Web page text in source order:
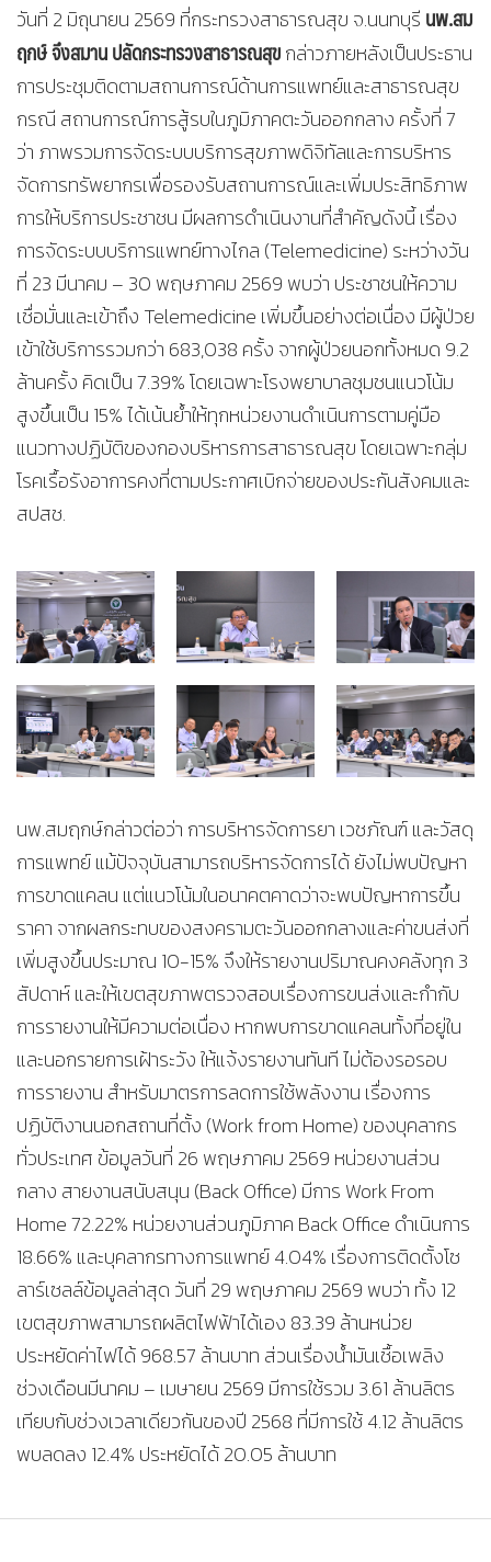
วันที่ 2 มิถุนายน 2569 ที่กระทรวงสาธารณสุข จ.นนทบุรี นพ.สม
ฤกษ์ จึงสมาน ปลัดกระทรวงสาธารณสุขกล่าวภายหลังเป็นประธาน
การประชุมติดตามสถานการณ์ด้านการแพทย์และสาธารณสุข
กรณี สถานการณ์การสู้รบในภูมิภาคตะวันออกกลาง ครั้งที่ 7
ว่า ภาพรวมการจัดระบบบริการสุขภาพดิจิทัลและการบริหาร
จัดการทรัพยากรเพื่อรองรับสถานการณ์และเพิ่มประสิทธิภาพ
การให้บริการประชาชน มีผลการดำเนินงานที่สำคัญดังนี้ เรื่อง
การจัดระบบบริการแพทย์ทางไกล (Telemedicine) ระหว่างวัน
ที่ 23 มีนาคม – 30 พฤษภาคม 2569 พบว่า ประชาชนให้ความ
เชื่อมั่นและเข้าถึง Telemedicine เพิ่มขึ้นอย่างต่อเนื่อง มีผู้ป่วย
เข้าใช้บริการรวมกว่า 683,038 ครั้ง จากผู้ป่วยนอกทั้งหมด 9.2
ล้านครั้ง คิดเป็น 7.39% โดยเฉพาะโรงพยาบาลชุมชนแนวโน้ม
สูงขึ้นเป็น 15% ได้เน้นย้ำให้ทุกหน่วยงานดำเนินการตามคู่มือ
แนวทางปฏิบัติของกองบริหารการสาธารณสุข โดยเฉพาะกลุ่ม
โรคเรื้อรังอาการคงที่ตามประกาศเบิกจ่ายของประกันสังคมและ
สปสช.
นพ.สมฤกษ์กล่าวต่อว่า การบริหารจัดการยา เวชภัณฑ์ และวัสดุ
การแพทย์ แม้ปัจจุบันสามารถบริหารจัดการได้ ยังไม่พบปัญหา
การขาดแคลน แต่แนวโน้มในอนาคตคาดว่าจะพบปัญหาการขึ้น
ราคา จากผลกระทบของสงครามตะวันออกกลางและค่าขนส่งที่
เพิ่มสูงขึ้นประมาณ 10-15% จึงให้รายงานปริมาณคงคลังทุก 3
สัปดาห์ และให้เขตสุขภาพตรวจสอบเรื่องการขนส่งและกำกับ
การรายงานให้มีความต่อเนื่อง หากพบการขาดแคลนทั้งที่อยู่ใน
และนอกรายการเฝ้าระวัง ให้แจ้งรายงานทันที ไม่ต้องรอรอบ
การรายงาน สำหรับมาตรการลดการใช้พลังงาน เรื่องการ
ปฏิบัติงานนอกสถานที่ตั้ง (Work from Home) ของบุคลากร
ทั่วประเทศ ข้อมูลวันที่ 26 พฤษภาคม 2569 หน่วยงานส่วน
กลาง สายงานสนับสนุน (Back Office) มีการ Work From
Home 72.22% หน่วยงานส่วนภูมิภาค Back Office ดำเนินการ
18.66% และบุคลากรทางการแพทย์ 4.04% เรื่องการติดตั้งโซ
ลาร์เซลล์ข้อมูลล่าสุด วันที่ 29 พฤษภาคม 2569 พบว่า ทั้ง 12
เขตสุขภาพสามารถผลิตไฟฟ้าได้เอง 83.39 ล้านหน่วย
ประหยัดค่าไฟได้ 968.57 ล้านบาท ส่วนเรื่องน้ำมันเชื้อเพลิง
ช่วงเดือนมีนาคม – เมษายน 2569 มีการใช้รวม 3.61 ล้านลิตร
เทียบกับช่วงเวลาเดียวกันของปี 2568 ที่มีการใช้ 4.12 ล้านลิตร
พบลดลง 12.4% ประหยัดได้ 20.05 ล้านบาท